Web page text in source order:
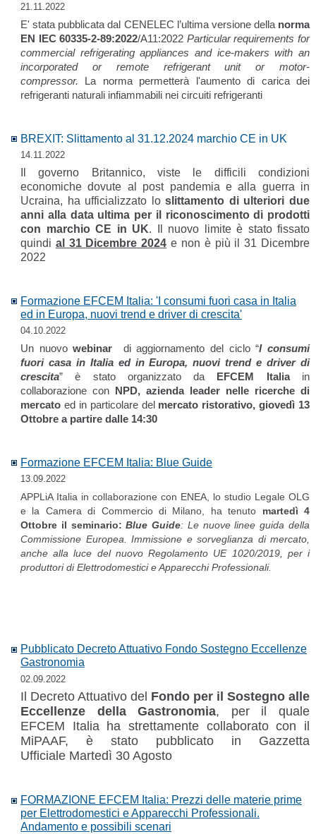
21.11.2022
E' stata pubblicata dal CENELEC l’ultima versione della norma
EN IEC 60335-2-89:2022/A11:2022 Particular requirements for
commercial refrigerating appliances and ice-makers with an
incorporated or remote refrigerant unit or motor-
compressor. La norma permetterà l'aumento di carica dei
refrigeranti naturali infiammabili nei circuiti refrigeranti
BREXIT: Slittamento al 31.12.2024 marchio CE in UK
14.11.2022
Il governo Britannico, viste le difficili condizioni
economiche dovute al post pandemia e alla guerra in
Ucraina, ha ufficializzato loslittamento di ulteriori due
anni alla data ultima per il riconoscimento di prodotti
con marchio CE in UK. Il nuovo limite è stato fissato
quindi al 31 Dicembre 2024 e non è più il 31 Dicembre
2022
Formazione EFCEM Italia: 'I consumi fuori casa in Italia
ed in Europa, nuovi trend e driver di crescita'
04.10.2022
Un nuovowebinar di aggiornamento del ciclo “I consumi
fuori casa in Italia ed in Europa, nuovi trend e driver di
crescita” è stato organizzato da EFCEM Italiain
collaborazione con NPD, azienda leader nelle ricerche di
mercato ed in particolare del mercato ristorativo, giovedì 13
Ottobre a partire dalle 14:30
Formazione EFCEM Italia: Blue Guide
13.09.2022
APPLiA Italia in collaborazione con ENEA, lo studio Legale OLG
e la Camera di Commercio di Milano, ha tenuto martedì 4
Ottobre il seminario:Blue Guide: Le nuove linee guida della
Commissione Europea. Immissione e sorveglianza di mercato,
anche alla luce del nuovo Regolamento UE 1020/2019, per i
produttori di Elettrodomestici e Apparecchi Professionali.
Pubblicato Decreto Attuativo Fondo Sostegno Eccellenze
Gastronomia
02.09.2022
Il Decreto Attuativo del Fondo per il Sostegno alle
Eccellenze della Gastronomia, per il quale
EFCEM Italia ha strettamente collaborato con il
MiPAAF, è stato pubblicato in Gazzetta
Ufficiale Martedì 30 Agosto
FORMAZIONE EFCEM Italia: Prezzi delle materie prime
per Elettrodomestici e Apparecchi Professionali.
Andamento e possibili scenari